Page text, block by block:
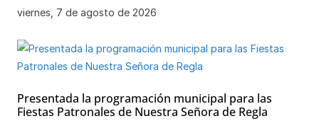
viernes, 7 de agosto de 2026
Presentada la programación municipal para las
Fiestas Patronales de Nuestra Señora de Regla